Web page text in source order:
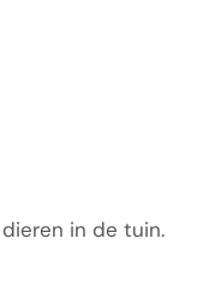
in de tuin.